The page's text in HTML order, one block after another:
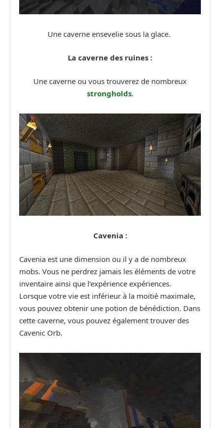
Une caverne ensevelie sous la glace.
La caverne des ruines :
Une caverne ou vous trouverez de nombreux
strongholds.
Cavenia :
Cavenia est une dimension ou il y a de nombreux
mobs. Vous ne perdrez jamais les éléments de votre
inventaire ainsi que l’expérience expériences.
Lorsque votre vie est inférieur à la moitié maximale,
vous pouvez obtenir une potion de bénédiction. Dans
cette caverne, vous pouvez également trouver des
Cavenic Orb.